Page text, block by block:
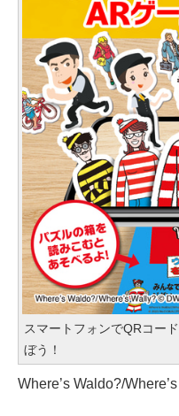
スマートフォンでQRコー
ぼう！
Where’s Waldo?/